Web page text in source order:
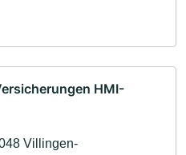
HMI-
Villingen-